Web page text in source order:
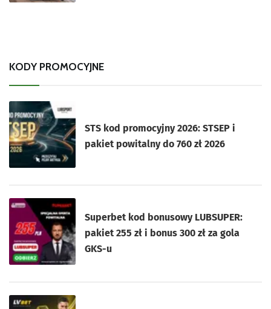
KODY PROMOCYJNE
STS kod promocyjny 2026: STSEP i
pakiet powitalny do 760 zł 2026
Superbet kod bonusowy LUBSUPER:
pakiet 255 zł i bonus 300 zł za gola
GKS-u